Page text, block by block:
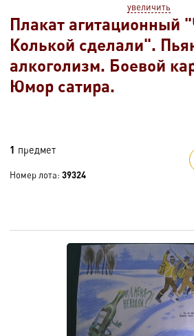
увеличить
Плакат агитационный
Колькой сделали".
алкоголизм. Боевой
Юмор сатира.
1 предмет
Номер лота: 39324